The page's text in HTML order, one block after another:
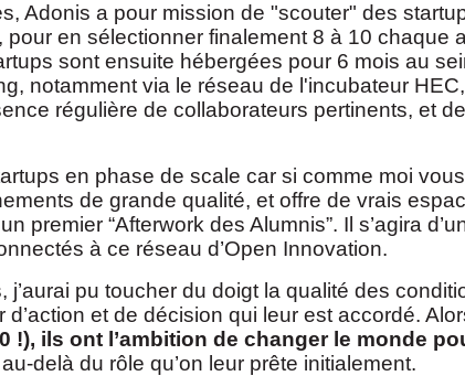
Adonis a pour mission de "scouter" des
en sélectionner finalement 8 à 10 chaque
sont ensuite hébergées pour 6 mois au
notamment via le réseau de l'incubateur
régulière de collaborateurs pertinents, et
en phase de scale car si comme moi
de grande qualité, et offre de vrais
premier “Afterwork des Alumnis”. Il s’agira
à ce réseau d’Open Innovation.
pu toucher du doigt la qualité des
et de décision qui leur est accordé.
!), ils ont l’ambition de changer le monde
delà du rôle qu’on leur prête initialement.